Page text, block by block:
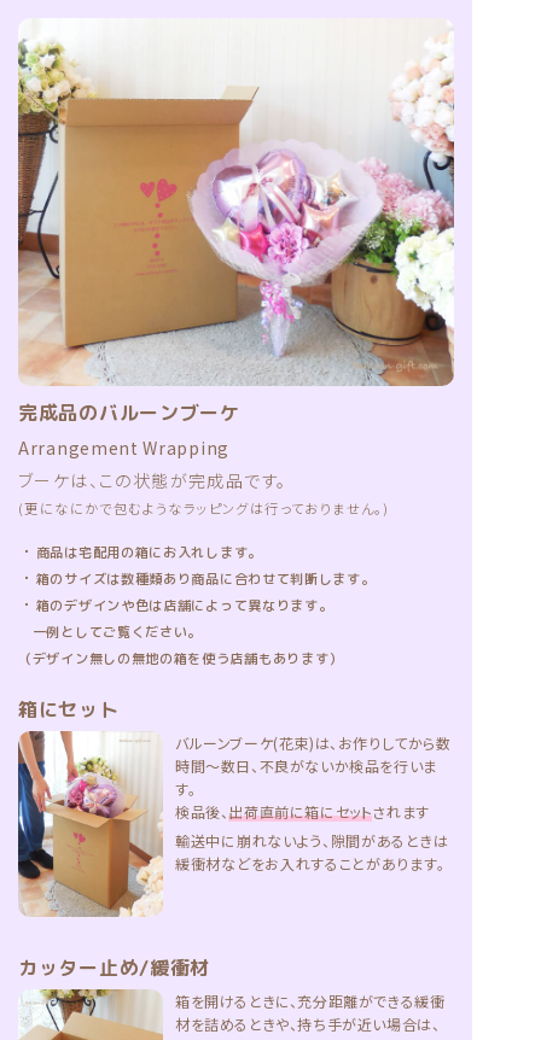
完成品のバルーンブーケ
Arrangement Wrapping
ブーケは、この状態が完成品です。
(更になにかで包むようなラッピングは行っておりません。)
・ 商品は宅配用の箱にお入れします。
・ 箱のサイズは数種類あり商品に合わせて判断します。
・ 箱のデザインや色は店舗によって異なります。
一例としてご覧ください。
（デザイン無しの無地の箱を使う店舗もあります）
箱にセット
バルーンブーケ(花束)は、お作りしてから数
時間〜数日、不良がないか検品を行いま
す。
検品後、出荷直前に箱にセットされます
輸送中に崩れないよう、隙間があるときは
緩衝材などをお入れすることがあります。
カッター止め/緩衝材
箱を開けるときに、充分距離ができる緩衝
材を詰めるときや、持ち手が近い場合は、